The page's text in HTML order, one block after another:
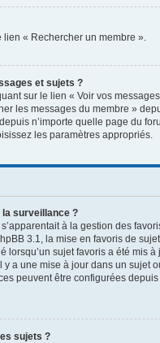
« Rechercher un membre ».
et sujets ?
sur le lien « Voir vos
les messages du membre »
n’importe quelle page du
les paramètres appropriés.
surveillance ?
à la gestion des
3.1, la mise en favoris de
lorsqu’un sujet favoris a été mis
y a une mise à jour dans un sujet
peuvent être configurées
sujets ?